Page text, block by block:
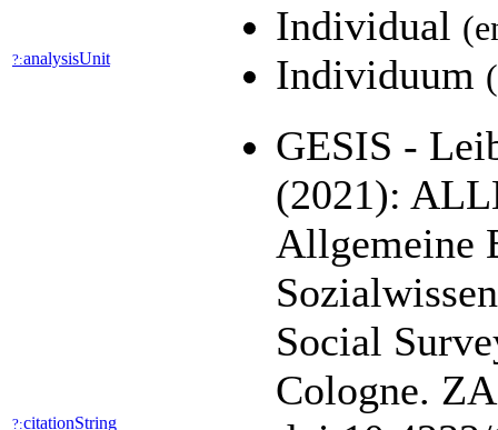
?:analysisUnit
Individual
Individuum
?:citationString
GESIS -
(2021):
Allgemeine
Social
Cologne.